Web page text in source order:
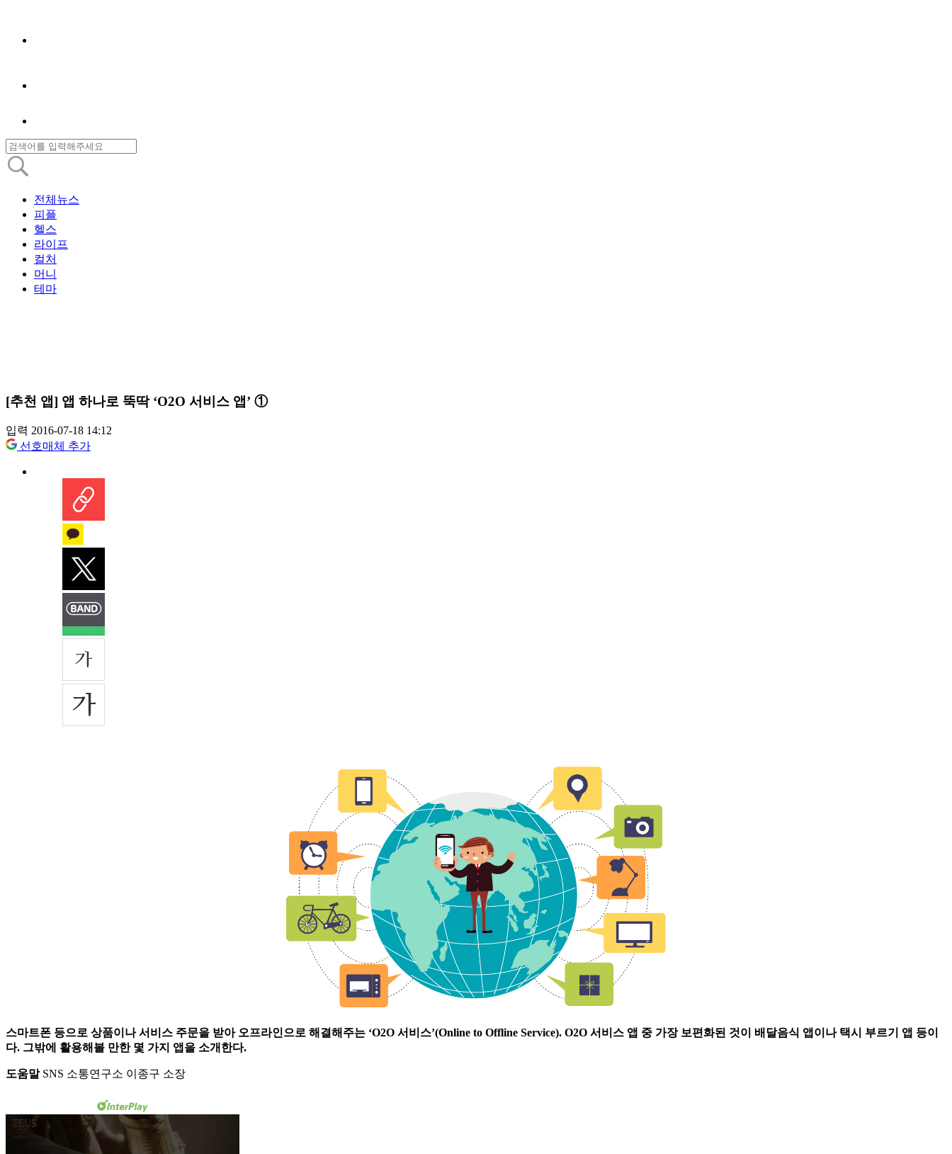
전체뉴스
피플
헬스
라이프
컬처
머니
테마
[추천 앱] 앱 하나로 뚝딱 ‘O2O 서비스 앱’ ①
입력 2016-07-18 14:12
선호매체 추가
스마트폰 등으로 상품이나 서비스 주문을 받아 오프라인으로 해결해주는 ‘O2O 서비스’(Online to Offline Service). O2O 서비스 앱 중 가장 보편화된 것이 배달음식 앱이나 택시 부르기 앱 등이
다. 그밖에 활용해볼 만한 몇 가지 앱을 소개한다.
도움말SNS 소통연구소 이종구 소장